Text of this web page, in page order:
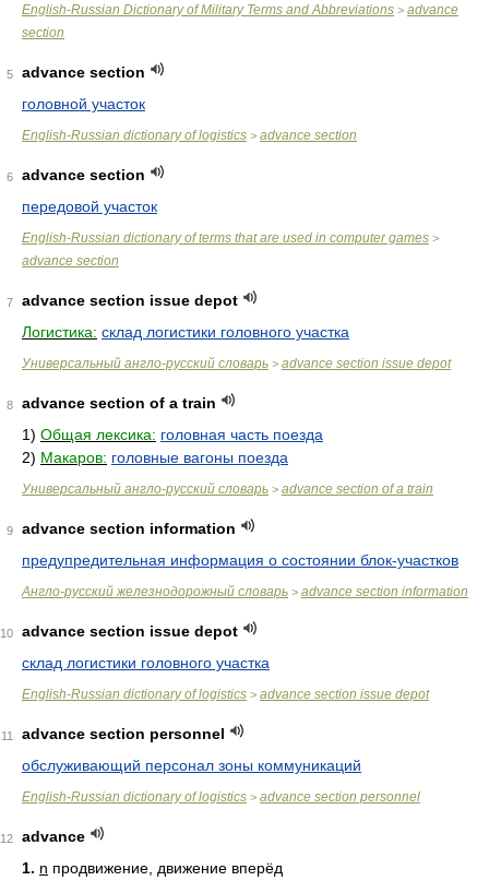
English-Russian Dictionary of Military Terms and Abbreviations > advance
section
5
advance section
головной участок
English-Russian dictionary of logistics > advance section
6
advance section
передовой участок
English-Russian dictionary of terms that are used in computer games >
advance section
7
advance section issue depot
Логистика: склад логистики головного участка
Универсальный англо-русский словарь > advance section issue depot
8
advance section of a train
1) Общая лексика: головная часть поезда
2) Макаров: головные вагоны поезда
Универсальный англо-русский словарь > advance section of a train
9
advance section information
предупредительная информация о состоянии блок-участков
Англо-русский железнодорожный словарь > advance section information
10
advance section issue depot
склад логистики головного участка
English-Russian dictionary of logistics > advance section issue depot
11
advance section personnel
обслуживающий персонал зоны коммуникаций
English-Russian dictionary of logistics > advance section personnel
12
advance
1. n продвижение, движение вперёд